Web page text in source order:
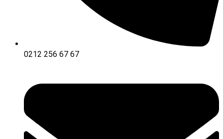
0212 256 67 67